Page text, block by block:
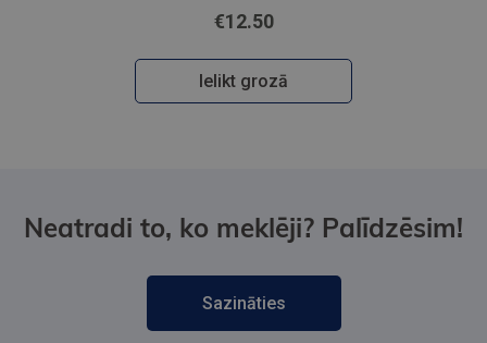
€12.50
Ielikt grozā
Neatradi to, ko meklēji? Palīdzēsim!
Sazināties